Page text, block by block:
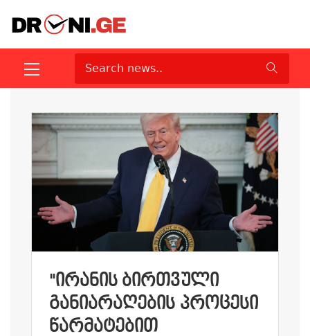
"ᲘᲠᲐᲜᲘᲡ ᲑᲘᲠᲗᲕᲣᲚᲘ
ᲒᲐᲜᲘᲐᲠᲐᲦᲔᲑᲘᲡ ᲞᲠᲝᲪᲔᲡᲘ
ᲬᲐᲠᲛᲐᲢᲔᲑᲘᲗ